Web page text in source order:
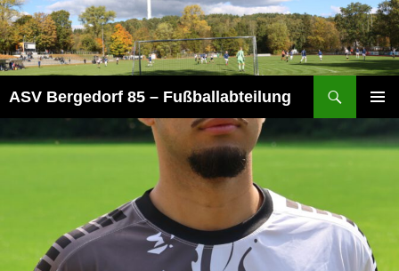
Zum
Inhalt
springen
ASV Bergedorf 85 – Fußballabteilung
MENÜ